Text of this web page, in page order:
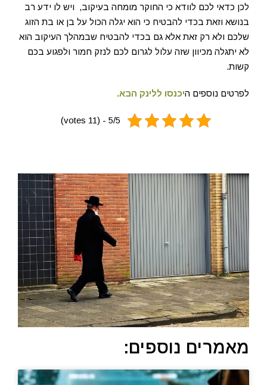
לכן כדאי לכם לוודא כי החוקר מומחה בעיקוב, ויש לו ידע רב
בנושא וזאת בכדי להבטיח כי הוא יגלה הכול על בן או בת הזוג
שלכם ולא רק זאת אלא גם בכדי להבטיח שבמהלך העיקוב הוא
לא יתגלה מכיוון שזה עלול לגרום לכם לנזק חמור ולפגוע בכם
קשות.
לפרטים נוספים היכנסו ללינק הבא.
5/5 - (11 votes)
מאמרים נוספים: